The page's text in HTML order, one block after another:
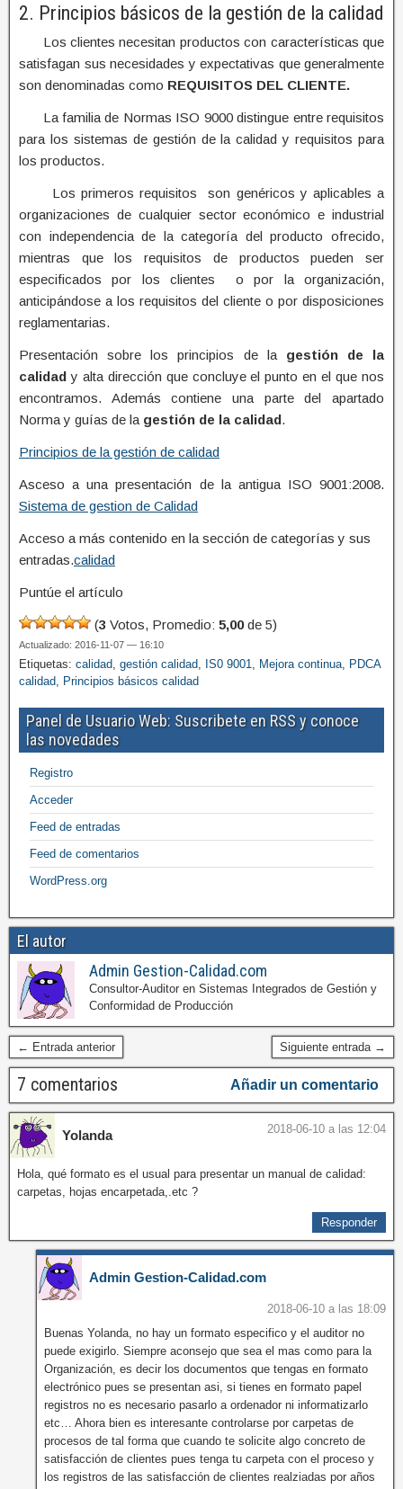
2. Principios básicos de la gestión de la calidad
Los clientes necesitan productos con características que
satisfagan sus necesidades y expectativas que generalmente
son denominadas como REQUISITOS DEL CLIENTE.
La familia de Normas ISO 9000 distingue entre requisitos
para los sistemas de gestión de la calidad y requisitos para
los productos.
Los primeros requisitos son genéricos y aplicables a
organizaciones de cualquier sector económico e industrial
con independencia de la categoría del producto ofrecido,
mientras que los requisitos de productos pueden ser
especificados por los clientes o por la organización,
anticipándose a los requisitos del cliente o por disposiciones
reglamentarias.
Presentación sobre los principios de la gestión de la
calidad y alta dirección que concluye el punto en el que nos
encontramos. Además contiene una parte del apartado
Norma y guías de la gestión de la calidad.
Principios de la gestión de calidad
Asceso a una presentación de la antigua ISO 9001:2008.
Sistema de gestion de Calidad
Acceso a más contenido en la sección de categorías y sus
entradas.calidad
Puntúe el artículo
(3 Votos, Promedio: 5,00de 5)
Actualizado: 2016-11-07 — 16:10
Etiquetas: calidad gestión calidad IS0 9001 Mejora continua
PDCA
calidad
Principios básicos calidad
Panel de Usuario Web: Suscribete en RSS y conoce
las novedades
Registro
Acceder
Feed de entradas
Feed de comentarios
WordPress.org
El autor
Admin Gestion-Calidad.com
Consultor-Auditor en Sistemas Integrados de Gestión y
Conformidad de Producción
← Entrada anterior Siguiente entrada →
7 comentarios Añadir un comentario
Yolanda 2018-06-10 a las 12:04
Hola, qué formato es el usual para presentar un manual de calidad:
carpetas, hojas encarpetada,.etc ?
Responder
Admin Gestion-Calidad.com
2018-06-10 a las 18:09
Buenas Yolanda, no hay un formato especifico y el auditor no
puede exigirlo. Siempre aconsejo que sea el mas como para la
Organización, es decir los documentos que tengas en formato
electrónico pues se presentan asi, si tienes en formato papel
registros no es necesario pasarlo a ordenador ni informatizarlo
etc… Ahora bien es interesante controlarse por carpetas de
procesos de tal forma que cuando te solicite algo concreto de
satisfacción de clientes pues tenga tu carpeta con el proceso y
los registros de las satisfacción de clientes realziadas por años